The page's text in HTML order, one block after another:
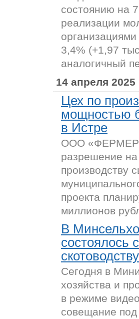
состоянию на
реализации
3,4% (+1,97
аналогичный
14 апреля 2025
Цех по
мощностью
в Истре
ООО «ФЕРМЕР
разрешение на
производству
проекта
миллионов
В
состоялось
скотоводству
Сегодня в
хозяйства и
в режиме
совещание под